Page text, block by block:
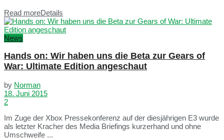
Read moreDetails
News
Hands on: Wir haben uns die Beta zur Gears of
War: Ultimate Edition angeschaut
by Norman
18. Juni 2015
2
Im Zuge der Xbox Pressekonferenz auf der diesjährigen E3 wurde
als letzter Kracher des Media Briefings kurzerhand und ohne
Umschweife ...